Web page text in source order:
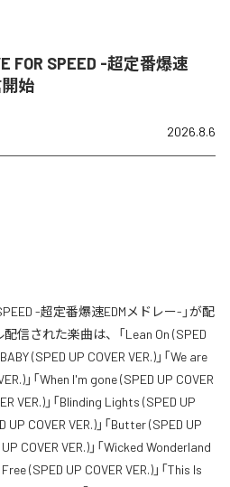
FOR SPEED -超定番爆速
始
2026.8.6
-超定番爆速EDMメドレー-」が配
信された楽曲は、「Lean On (SPED
(SPED UP COVER VER.)」「We are
」「When I'm gone (SPED UP COVER
VER.)」「Blinding Lights (SPED UP
UP COVER VER.)」「Butter (SPED UP
COVER VER.)」「Wicked Wonderland
(SPED UP COVER VER.)」「This Is